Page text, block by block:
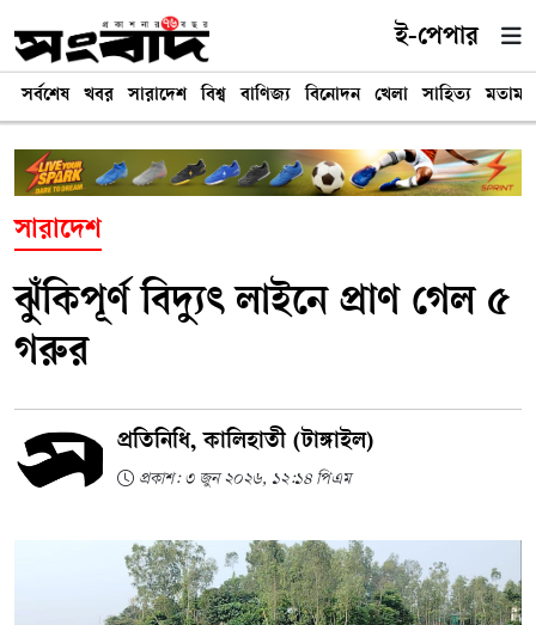
ই-পেপার
সর্বশেষ খবর সারাদেশ বিশ্ব বাণিজ্য বিনোদন খেলা সাহিত্য মতামত
সারাদেশ
ঝুঁকিপূর্ণ বিদ্যুৎ লাইনে প্রাণ গেল ৫
গরুর
প্রতিনিধি, কালিহাতী (টাঙ্গাইল)
প্রকাশ: ৩ জুন ২০২৬, ১২:১৪ পিএম